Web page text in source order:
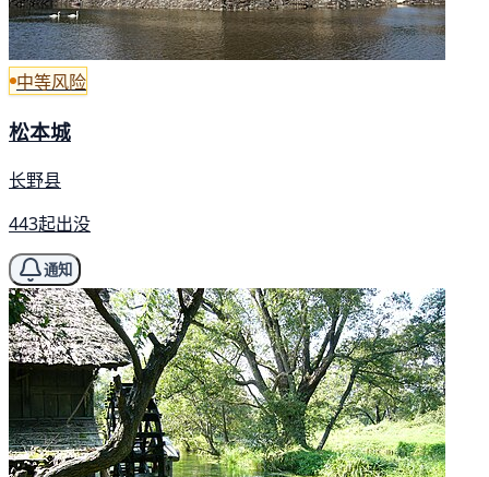
中等风险
松本城
长野县
443起出没
通知